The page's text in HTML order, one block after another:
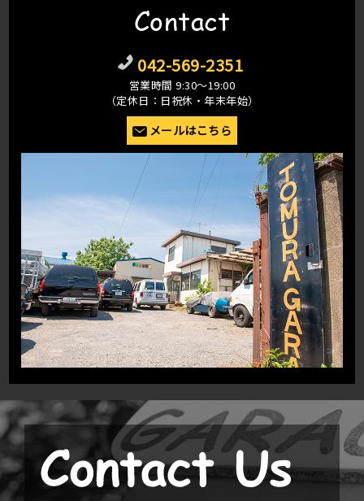
Contact
042-569-2351
営業時間 9:30〜19:00
（定休日：日祝休・年末年始）
メールはこちら